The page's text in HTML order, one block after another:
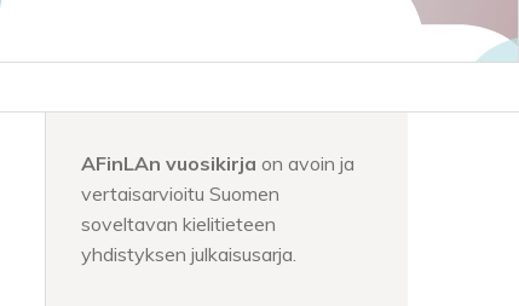
AFinLAn vuosikirja on avoin ja
vertaisarvioitu Suomen
soveltavan kielitieteen
yhdistyksen julkaisusarja.